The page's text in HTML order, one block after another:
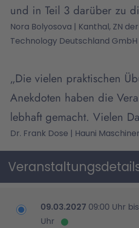
und in Teil 3 darüber zu
Nora Bolyosova | Kanthal, ZN
Technology Deutschland GmbH
„Die vielen praktischen
Anekdoten haben die
lebhaft gemacht. Vielen
Dr. Frank Dose | Hauni
09.03.2027 09:00 Uhr bis
Uhr